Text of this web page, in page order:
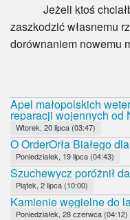
Jeżeli ktoś
zaszkodzić własnemu
dorównaniem nowemu
Apel małopolskich
reparacji wojennych od
Wtorek, 20 lipca (03:47)
O OrderOrła Białego
Poniedziałek, 19 lipca (04:43)
Szuchewycz poróżnił
Piątek, 2 lipca (10:00)
Kamienie węgielne do
Poniedziałek, 28 czerwca (04:12)